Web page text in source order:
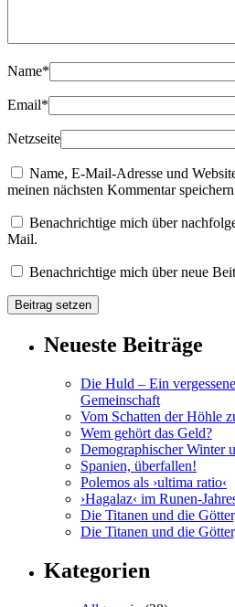
Name*
Email*
Netzseite
Name, E-Mail-Adresse und
meinen nächsten Kommentar
Benachrichtige mich über
Mail.
Benachrichtige mich über neue
Neueste Beiträge
Die Huld – Ein
Gemeinschaft
Vom Schatten der Höhle
Wem gehört das Geld?
Demographischer Winter
Spanien, überfallen!
Polemos als ›ultima ratio‹
›Hagalaz‹ im Runen-
Die Titanen und die
Die Titanen und die
Kategorien